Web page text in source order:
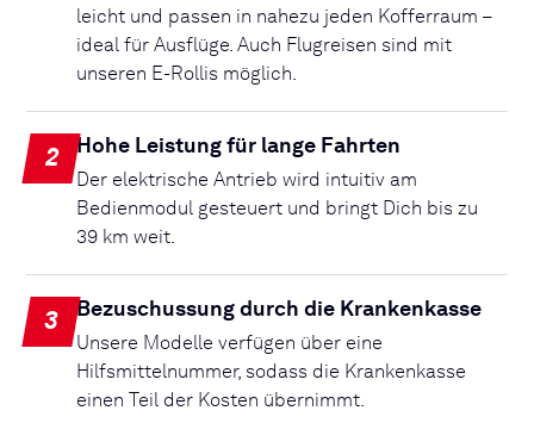
leicht und passen in nahezu jeden Kofferraum –
ideal für Ausflüge. Auch Flugreisen sind mit
unseren E-Rollis möglich.
2 Hohe Leistung für lange Fahrten
Der elektrische Antrieb wird intuitiv am
Bedienmodul gesteuert und bringt Dich bis zu
39 km weit.
3 Bezuschussung durch die Krankenkasse
Unsere Modelle verfügen über eine
Hilfsmittelnummer, sodass die Krankenkasse
einen Teil der Kosten übernimmt.